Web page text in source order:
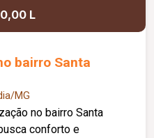
L
bairro Santa
MG
no bairro Santa
conforto e